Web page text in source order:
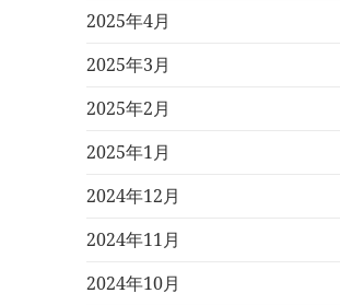
2025年4月
2025年3月
2025年2月
2025年1月
2024年12月
2024年11月
2024年10月